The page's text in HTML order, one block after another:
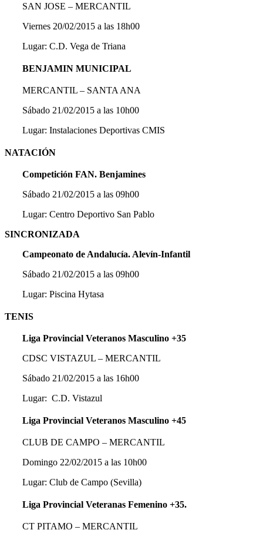
SAN JOSE – MERCANTIL
Viernes 20/02/2015 a las 18h00
Lugar: C.D. Vega de Triana
BENJAMIN MUNICIPAL
MERCANTIL – SANTA ANA
Sábado 21/02/2015 a las 10h00
Lugar: Instalaciones Deportivas CMIS
NATACIÓN
Competición FAN. Benjamines
Sábado 21/02/2015 a las 09h00
Lugar: Centro Deportivo San Pablo
SINCRONIZADA
Campeonato de Andalucía. Alevín-Infantil
Sábado 21/02/2015 a las 09h00
Lugar: Piscina Hytasa
TENIS
Liga Provincial Veteranos Masculino +35
CDSC VISTAZUL – MERCANTIL
Sábado 21/02/2015 a las 16h00
Lugar: C.D. Vistazul
Liga Provincial Veteranos Masculino +45
CLUB DE CAMPO – MERCANTIL
Domingo 22/02/2015 a las 10h00
Lugar: Club de Campo (Sevilla)
Liga Provincial Veteranas Femenino +35.
CT PITAMO – MERCANTIL